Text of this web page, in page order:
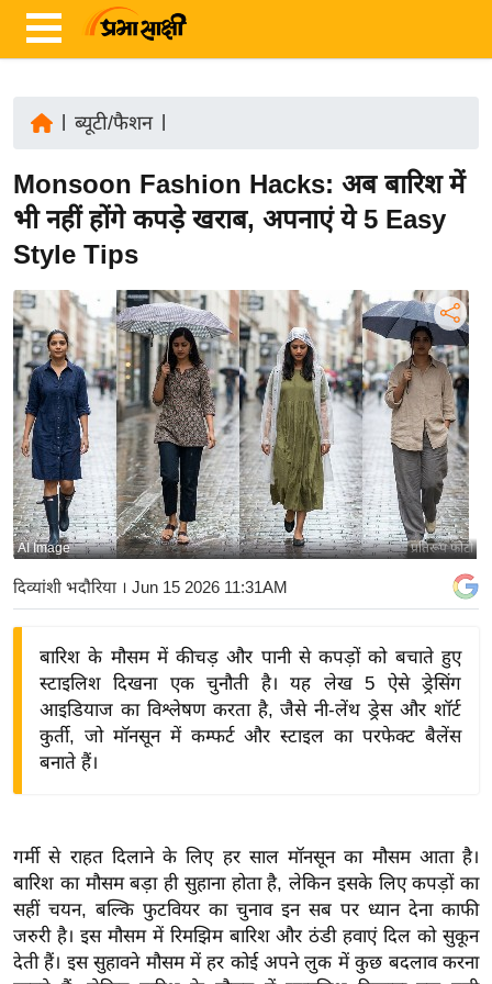
ज़ा
ख
ब
र
रा
ष्ट्री
य
अं
त
र्रा
ष्ट्री
य
बि
ज़
ने
द्यो
वि
शे
ष
ज्ञ
रा
ब्यूटी/फैशन|
Monsoon Fashion Hacks: अब बारिश में
भी नहीं होंगे कपड़े खराब, अपनाएं ये 5 Easy
Style Tips
प्रतिरूप फोटो
AI Image
दिव्यांशी भदौरिया । Jun 15 2026 11:31AM
बारिश के मौसम में कीचड़ और पानी से कपड़ों को बचाते हुए
स्टाइलिश दिखना एक चुनौती है। यह लेख 5 ऐसे ड्रेसिंग
आइडियाज का विश्लेषण करता है, जैसे नी-लेंथ ड्रेस और शॉर्ट
कुर्ती, जो मॉनसून में कम्फर्ट और स्टाइल का परफेक्ट बैलेंस
बनाते हैं।
गर्मी से राहत दिलाने के लिए हर साल मॉनसून का मौसम आता है।
बारिश का मौसम बड़ा ही सुहाना होता है, लेकिन इसके लिए कपड़ों का
सहीं चयन, बल्कि फुटवियर का चुनाव इन सब पर ध्यान देना काफी
जरुरी है। इस मौसम में रिमझिम बारिश और ठंडी हवाएं दिल को सुकून
देती हैं। इस सुहावने मौसम में हर कोई अपने लुक में कुछ बदलाव करना